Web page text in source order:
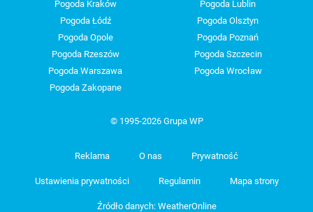
Pogoda Kraków
Pogoda Lublin
Pogoda Łódź
Pogoda Olsztyn
Pogoda Opole
Pogoda Poznań
Pogoda Rzeszów
Pogoda Szczecin
Pogoda Warszawa
Pogoda Wrocław
Pogoda Zakopane
© 1995-2026 Grupa WP
Reklama O nas Prywatność
Ustawienia prywatności Regulamin Mapa strony
Źródło danych: WeatherOnline